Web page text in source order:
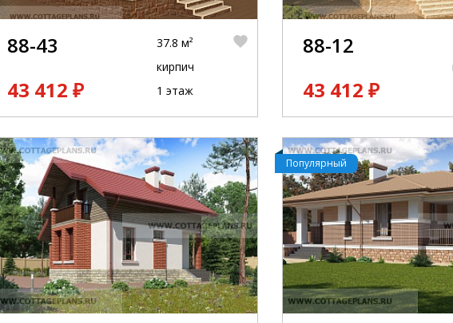
88-43
43 412 ₽
37.8 м²
кирпич
1 этаж
88-12
43 412 ₽
Популярный